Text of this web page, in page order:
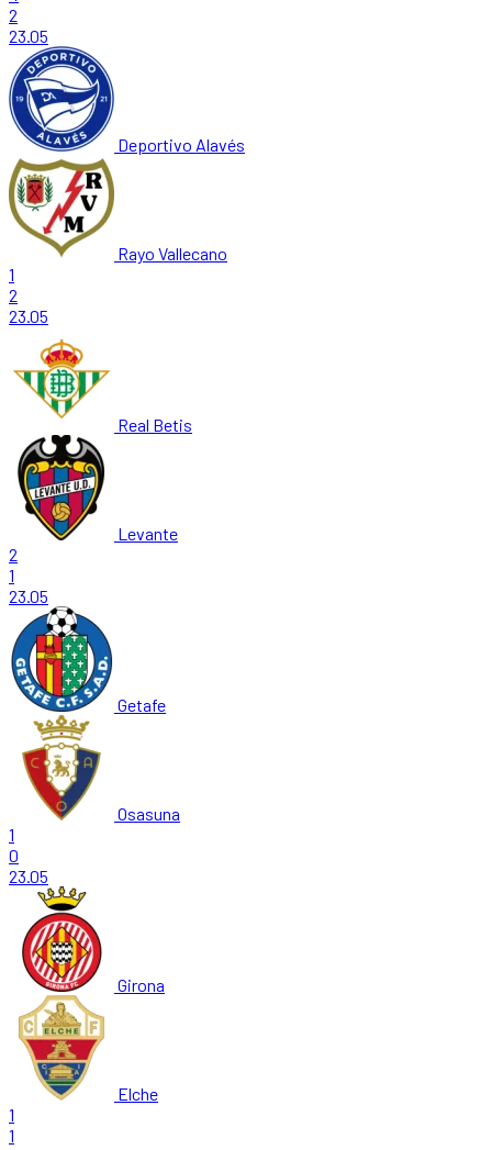
2
23.05
Deportivo Alavés
Rayo Vallecano
1
2
23.05
Real Betis
Levante
2
1
23.05
Getafe
Osasuna
1
0
23.05
Girona
Elche
1
1